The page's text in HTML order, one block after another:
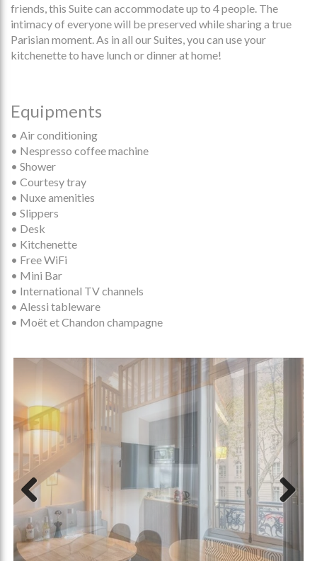
friends, this Suite can accommodate up to 4 people. The
intimacy of everyone will be preserved while sharing a true
Parisian moment. As in all our Suites, you can use your
kitchenette to have lunch or dinner at home!
Equipments
• Air conditioning
• Nespresso coffee machine
• Shower
• Courtesy tray
• Nuxe amenities
• Slippers
• Desk
• Kitchenette
• Free WiFi
• Mini Bar
• International TV channels
• Alessi tableware
• Moët et Chandon champagne
Previous Next